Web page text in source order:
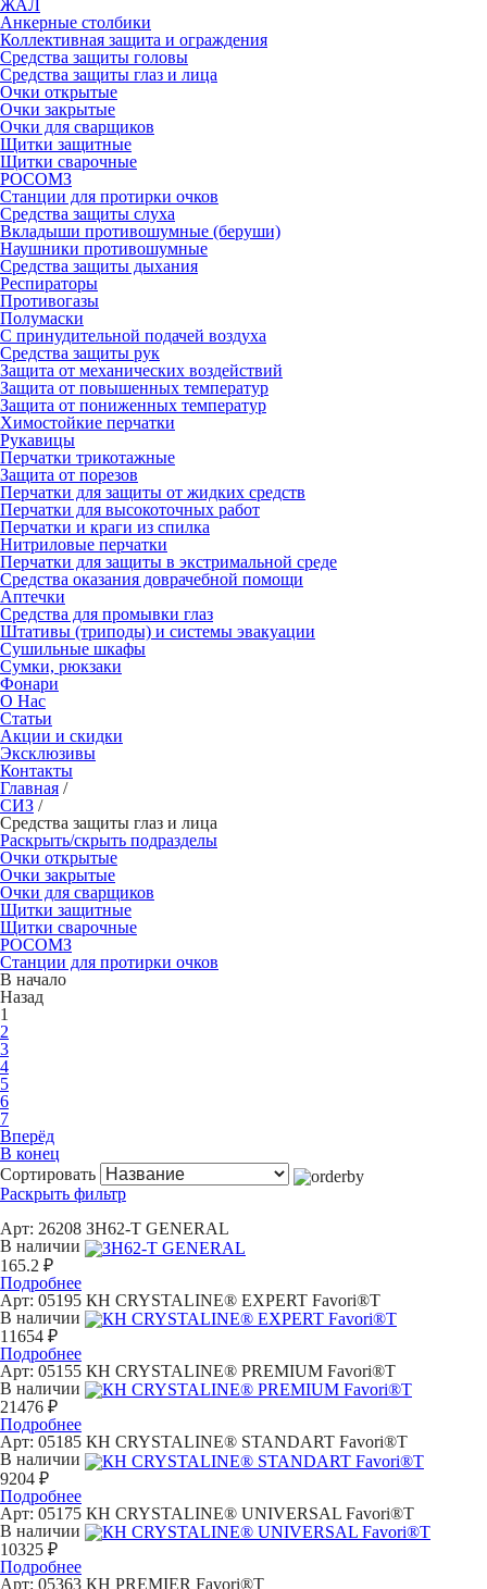
ЖАЛ
Анкерные столбики
Коллективная защита и ограждения
Средства защиты головы
Средства защиты глаз и лица
Очки открытые
Очки закрытые
Очки для сварщиков
Щитки защитные
Щитки сварочные
РОСОМЗ
Станции для протирки очков
Средства защиты слуха
Вкладыши противошумные (беруши)
Наушники противошумные
Средства защиты дыхания
Респираторы
Противогазы
Полумаски
С принудительной подачей воздуха
Средства защиты рук
Защита от механических воздействий
Защита от повышенных температур
Защита от пониженных температур
Химостойкие перчатки
Рукавицы
Перчатки трикотажные
Защита от порезов
Перчатки для защиты от жидких средств
Перчатки для высокоточных работ
Перчатки и краги из спилка
Нитриловые перчатки
Перчатки для защиты в экстримальной среде
Средства оказания доврачебной помощи
Аптечки
Средства для промывки глаз
Штативы (триподы) и системы эвакуации
Сушильные шкафы
Сумки, рюкзаки
Фонари
О Нас
Статьи
Акции и скидки
Эксклюзивы
Контакты
Главная /
СИЗ /
Средства защиты глаз и лица
Раскрыть/скрыть подразделы
Очки открытые
Очки закрытые
Очки для сварщиков
Щитки защитные
Щитки сварочные
РОСОМЗ
Станции для протирки очков
В начало
Назад
1
2
3
4
5
6
7
Вперёд
В конец
Сортировать
Раскрыть фильтр
Арт: 26208 ЗН62-Т GENERAL
В наличии
165.2 ₽
Подробнее
Арт: 05195 КН CRYSTALINE® EXPERT Favori®T
В наличии
11654 ₽
Подробнее
Арт: 05155 КН CRYSTALINE® PREMIUM Favori®T
В наличии
21476 ₽
Подробнее
Арт: 05185 КН CRYSTALINE® STANDART Favori®T
В наличии
9204 ₽
Подробнее
Арт: 05175 КН CRYSTALINE® UNIVERSAL Favori®T
В наличии
10325 ₽
Подробнее
Арт: 05363 КН PREMIER Favori®T